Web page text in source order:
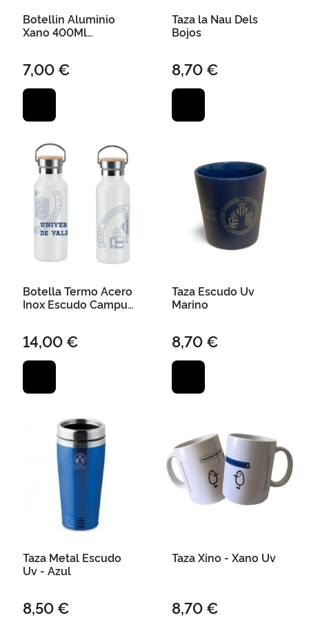
Botellin Aluminio
Xano 400Ml
7,00 €
Taza la Nau Dels
Bojos
8,70 €
Botella Termo Acero
Inox Escudo Campus
14,00 €
Taza Escudo Uv
Marino
8,70 €
Taza Metal Escudo
Uv - Azul
8,50 €
Taza Xino - Xano Uv
8,70 €